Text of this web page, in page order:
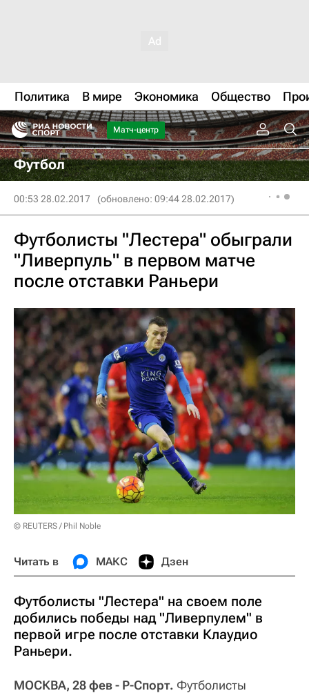
Политика В мире Экономика Общество
Матч-центр
Футбол
00:53 28.02.2017 (обновлено: 09:44 28.02.2017)
Футболисты "Лестера" обыграли
"Ливерпуль" в первом матче
после отставки Раньери
© REUTERS / Phil Noble
Читать в МАКС Дзен
Футболисты "Лестера" на своем поле
добились победы над "Ливерпулем" в
первой игре после отставки Клаудио
Раньери.
МОСКВА, 28 фев - Р-Спорт. Футболисты